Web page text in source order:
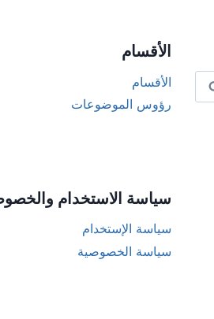
الأقسام
الأقسام
رؤوس الموضوعات
سياسة الاستخدام
سياسة الإستخدام
سياسة الخصوصية